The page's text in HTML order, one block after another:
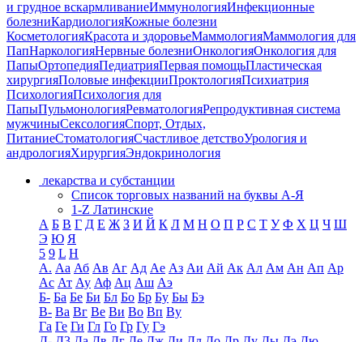
и грудное вскармливаниеИммунологияИнфекционные
болезниКардиологияКожные болезни
КосметологияКрасота и здоровьеМаммологияМаммология для
ПапНаркологияНервные болезниОнкологияОнкология для
ПапыОртопедияПедиатрияПервая помощьПластическая
хирургияПоловые инфекцииПроктологияПсихиатрия
ПсихологияПсихология для
ПапыПульмонологияРевматологияРепродуктивная система
мужчиныСексологияСпорт, Отдых,
ПитаниеСтоматологияСчастливое детствоУрология и
андрологияХирургияЭндокринология
лекарства и субстанции
Список торговых названий на буквы А-Я
1-Z Латинские
А Б В Г Д Е Ж З И Й К Л М Н О П Р С Т У Ф Х Ц Ч Ш
Э Ю Я
5 9 L H
А. Аа Аб Ав Аг Ад Ае Аз Аи Ай Ак Ал Ам Ан Ап Ар
Ас Ат Ау Аф Ац Аш Аэ
Б- Ба Бе Би Бл Бо Бр Бу Бы Бэ
В- Ва Вг Ве Ви Во Вп Ву
Га Ге Ги Гл Го Гр Гу Гэ